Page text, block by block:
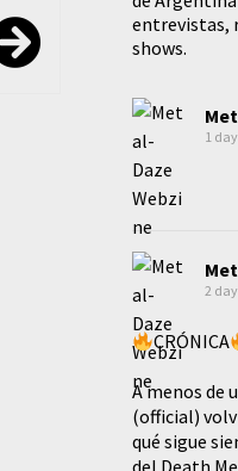
entrevistas,
shows.
1
2
CRÓNICA
A menos de
(official)
qué sigue
del Death